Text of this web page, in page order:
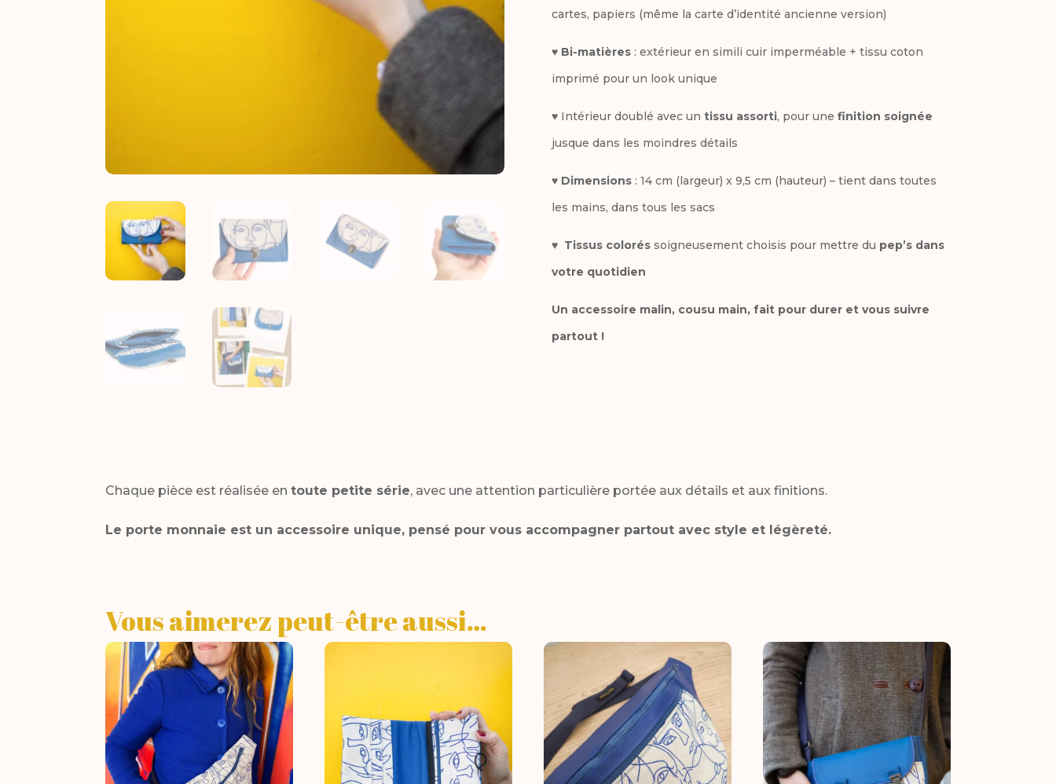
cartes, papiers (même la carte d’identité ancienne version)
♥ Bi-matières: extérieur en simili cuir imperméable + tissu coton
imprimé pour un look unique
♥ Intérieur doublé avec un tissu assorti, pour une finition soignée
jusque dans les moindres détails
♥ Dimensions: 14 cm (largeur) x 9,5 cm (hauteur) – tient dans toutes
les mains, dans tous les sacs
♥ Tissus coloréssoigneusement choisis pour mettre du pep’s dans
votre quotidien
Un accessoire malin, cousu main, fait pour durer et vous suivre
partout !
Chaque pièce est réalisée entoute petite série, avec une attention particulière portée aux détails et aux finitions.
Le porte monnaie est un accessoire unique, pensé pour vous accompagner partout avec style et légèreté.
Vous aimerez peut-être aussi…